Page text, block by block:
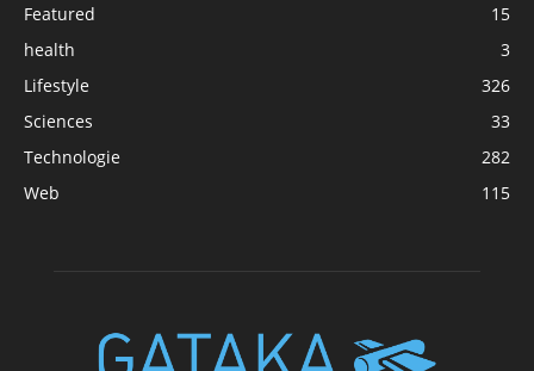
Featured
15
health
3
Lifestyle
326
Sciences
33
Technologie
282
Web
115